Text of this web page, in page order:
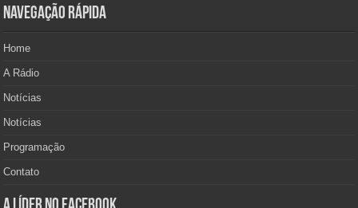
Navegação Rápida
Home
A Rádio
Notícias
Notícias
Programação
Contato